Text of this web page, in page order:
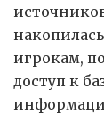
игрокам,
доступ к